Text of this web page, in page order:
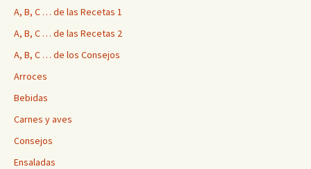
A, B, C … de las Recetas 1
A, B, C … de las Recetas 2
A, B, C … de los Consejos
Arroces
Bebidas
Carnes y aves
Consejos
Ensaladas